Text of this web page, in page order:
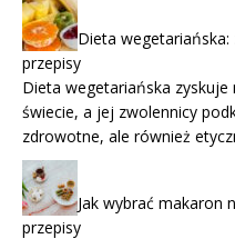
Dieta wegetariańska:
przepisy
Dieta wegetariańska zyskuje
świecie, a jej zwolennicy
zdrowotne, ale również
Jak wybrać makaron
przepisy